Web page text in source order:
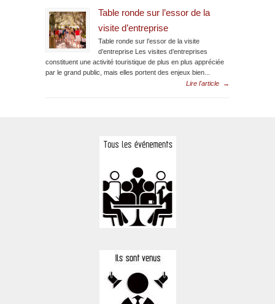
Table ronde sur l’essor de la
visite d’entreprise
Table ronde sur l’essor de la visite
d’entreprise Les visites d’entreprises
constituent une activité touristique de plus en plus appréciée
par le grand public, mais elles portent des enjeux bien...
Lire l'article
→